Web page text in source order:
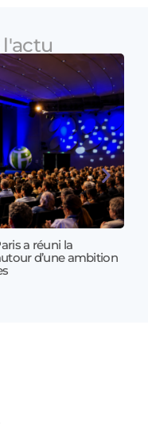
a réuni la
d’une ambition